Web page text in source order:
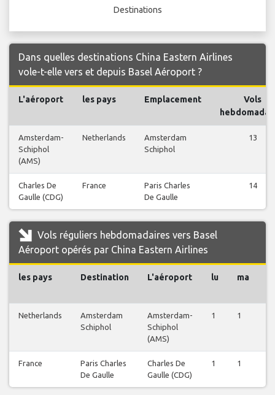
Destinations
Dans quelles destinations China Eastern Airlines
vole-t-elle vers et depuis Basel Aéroport ?
L'aéroport les pays Emplacement
Vols
Amsterdam-
Schiphol
(AMS)
Netherlands
Amsterdam
Schiphol
13
Charles De
Gaulle (CDG)
France
Paris Charles
De Gaulle
14
Vols réguliers hebdomadaires vers Basel
Aéroport opérés par China Eastern Airlines
les pays Destination L'aéroport lu ma
Netherlands
Amsterdam
Schiphol
Amsterdam-
Schiphol
(AMS)
1 1
France
Paris Charles
De Gaulle
Charles De
Gaulle (CDG)
1 1